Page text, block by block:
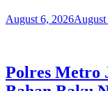
August 6, 2026
Polres Metro